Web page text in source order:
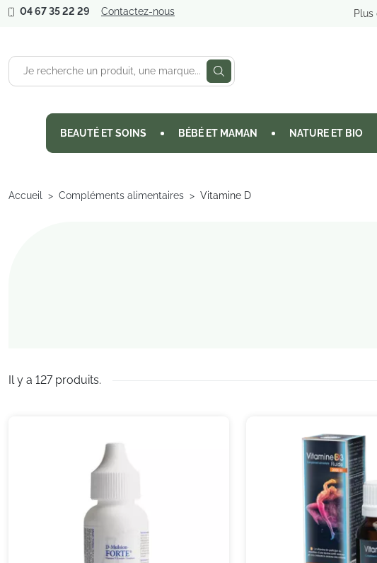
04 67 35 22 29 Contactez-nous Plus
BEAUTÉ ET SOINS BÉBÉ ET MAMAN NATURE ET BIO
Accueil Compléments alimentaires Vitamine D
Il y a 127 produits.